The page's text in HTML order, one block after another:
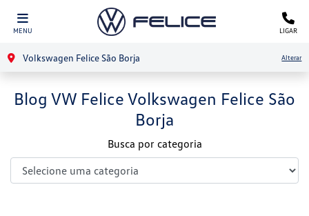
MENU LIGAR
Volkswagen Felice São Borja Alterar
Blog VW Felice Volkswagen Felice São
Borja
Busca por categoria